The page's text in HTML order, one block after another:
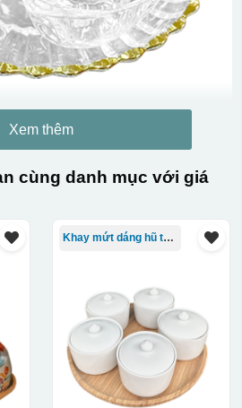
Xem thêm
cùng danh mục với giá
Khay mứt dáng hũ tròn